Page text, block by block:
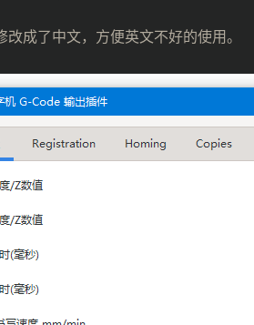
改成了中文，方便英文不好的使用。